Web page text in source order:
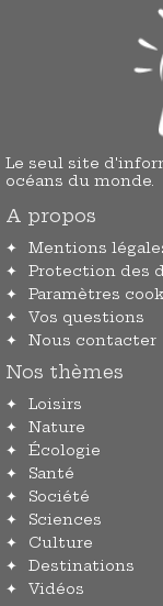
Le seul site
océans du monde.
A propos
Mentions
Protection des
Paramètres
Vos questions
Nous contacter
Nos thèmes
Loisirs
Nature
Écologie
Santé
Société
Sciences
Culture
Destinations
Vidéos